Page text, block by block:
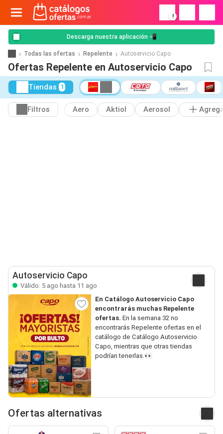
!
Descarga nuestra aplicación 📲
Todas las ofertas Repelente Autoservicio Capo
Ofertas Repelente en Autoservicio Capo
Tiendas 1
Filtros Aero Aktiol Aerosol
Autoservicio Capo
Válido: 5 ago hasta 11 ago
En Catálogo Autoservicio Capo
encontrarás muchas Repelente
ofertas. En la semana 32 no
encontrarás Repelente ofertas en el
catálogo de Catálogo Autoservicio
Capo, mientras que otras tiendas
podrían tenerlas.👀
Ofertas alternativas